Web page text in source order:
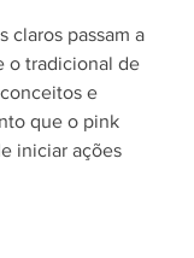
claros passam a
o tradicional de
e
que o pink
iniciar ações